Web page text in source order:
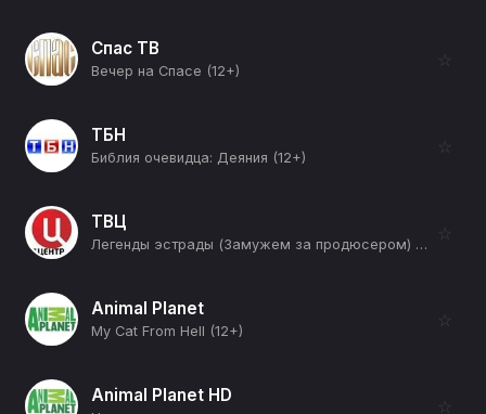
Спас ТВ
Вечер на Спасе (12+)
☆
ТБН
Библия очевидца: Деяния (12+)
☆
ТВЦ
Легенды эстрады (Замужем за продюсером) (12+)
☆
Animal Planet
My Cat From Hell (12+)
☆
Animal Planet HD ☆